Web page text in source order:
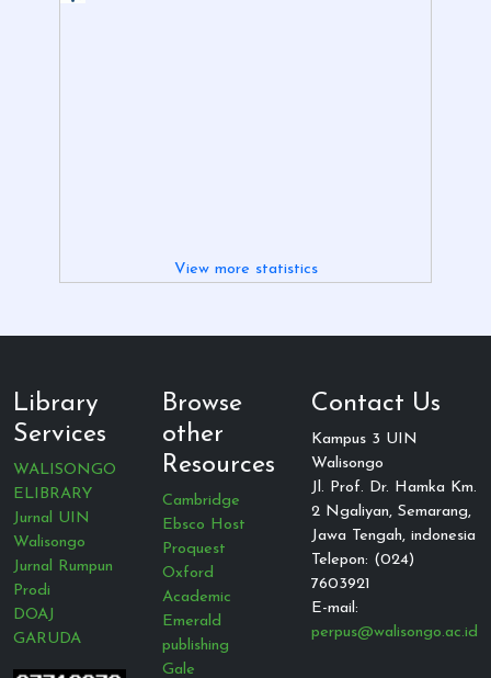
View more statistics
Library
Services
WALISONGO
ELIBRARY
Jurnal UIN
Walisongo
Jurnal Rumpun
Prodi
DOAJ
GARUDA
Browse
other
Resources
Cambridge
Ebsco Host
Proquest
Oxford
Academic
Emerald
publishing
Gale
Contact Us
Kampus 3 UIN
Walisongo
Jl. Prof. Dr. Hamka Km.
2 Ngaliyan, Semarang,
Jawa Tengah, indonesia
Telepon: (024)
7603921
E-mail:
perpus@walisongo.ac.id